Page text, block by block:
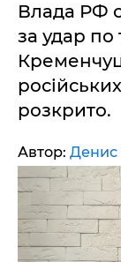
Влада РФ
за удар по
розкрито.
Автор: Денис